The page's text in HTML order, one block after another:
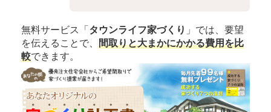
無料サービス「タウンライフ家づくり 」では、要望
を伝えることで、 間取りと大まかにかかる費用を比
較できます。